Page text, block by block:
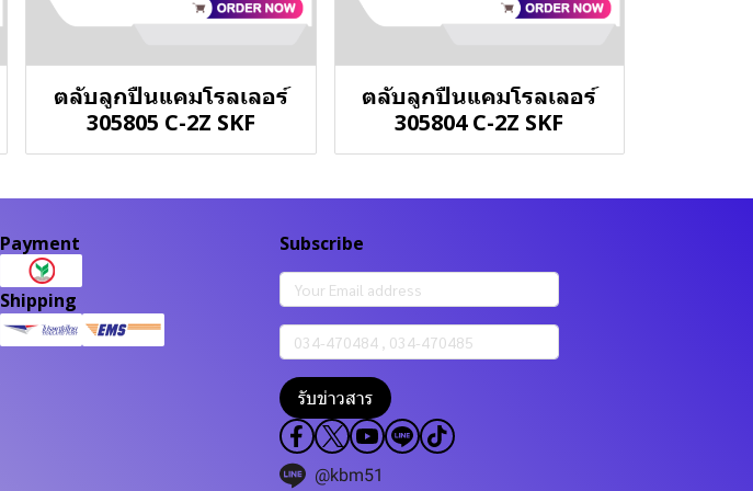
ตลับลูกปืนแคมโรลเลอร์
305805 C-2Z SKF
ตลับลูกปืนแคมโรลเลอร์
305804 C-2Z SKF
Payment
Shipping
Subscribe
รับข่าวสาร
@kbm51